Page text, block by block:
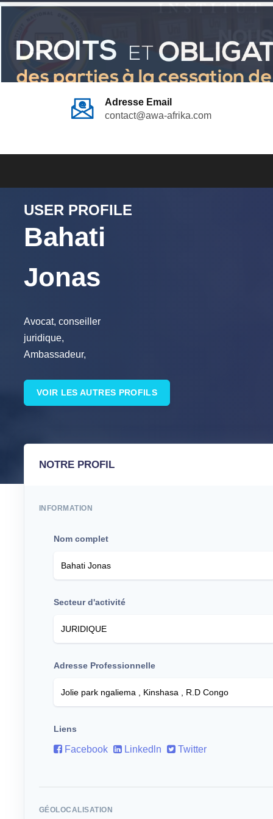
Adresse Email
contact@awa-afrika.com
USER PROFILE
Bahati
Jonas
Avocat, conseiller
juridique,
Ambassadeur,
VOIR LES AUTRES PROFILS
NOTRE PROFIL
INFORMATION
Nom complet
Secteur d'activité
Adresse Professionnelle
Liens
Facebook Linkedln Twitter
GÉOLOCALISATION